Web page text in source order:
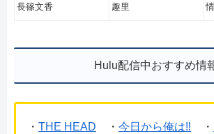
長篠文香 趣里
Hulu配信中おすすめ情
・ THE HEAD ・ 今日から俺は‼ ・